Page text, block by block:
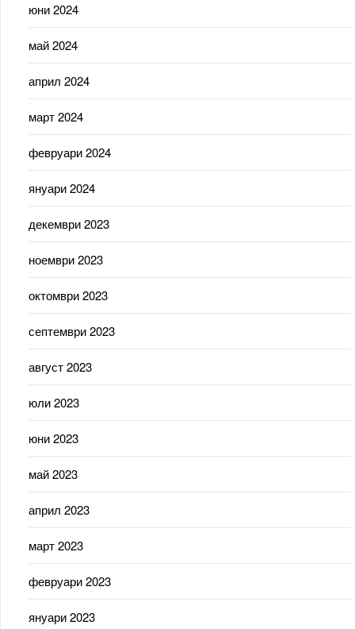
юни 2024
май 2024
април 2024
март 2024
февруари 2024
януари 2024
декември 2023
ноември 2023
октомври 2023
септември 2023
август 2023
юли 2023
юни 2023
май 2023
април 2023
март 2023
февруари 2023
януари 2023